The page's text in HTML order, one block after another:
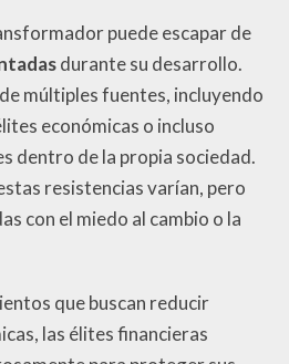
puede escapar de
durante su desarrollo.
múltiples fuentes, incluyendo
económicas o incluso
dentro de la propia sociedad.
resistencias varían, pero
con el miedo al cambio o la
que buscan reducir
las élites financieras